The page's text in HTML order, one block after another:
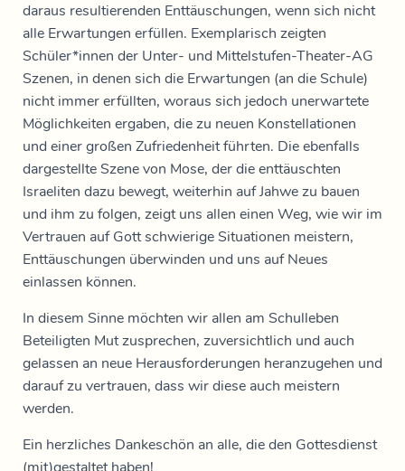
daraus resultierenden Enttäuschungen, wenn sich nicht
alle Erwartungen erfüllen. Exemplarisch zeigten
Schüler*innen der Unter- und Mittelstufen-Theater-AG
Szenen, in denen sich die Erwartungen (an die Schule)
nicht immer erfüllten, woraus sich jedoch unerwartete
Möglichkeiten ergaben, die zu neuen Konstellationen
und einer großen Zufriedenheit führten. Die ebenfalls
dargestellte Szene von Mose, der die enttäuschten
Israeliten dazu bewegt, weiterhin auf Jahwe zu bauen
und ihm zu folgen, zeigt uns allen einen Weg, wie wir im
Vertrauen auf Gott schwierige Situationen meistern,
Enttäuschungen überwinden und uns auf Neues
einlassen können.
In diesem Sinne möchten wir allen am Schulleben
Beteiligten Mut zusprechen, zuversichtlich und auch
gelassen an neue Herausforderungen heranzugehen und
darauf zu vertrauen, dass wir diese auch meistern
werden.
Ein herzliches Dankeschön an alle, die den Gottesdienst